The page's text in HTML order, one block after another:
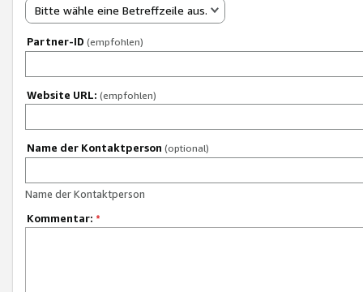
Bitte wähle eine Betreffzeile aus.
Partner-ID (empfohlen)
Website URL: (empfohlen)
Name der Kontaktperson (optional)
Name der Kontaktperson
Kommentar: *